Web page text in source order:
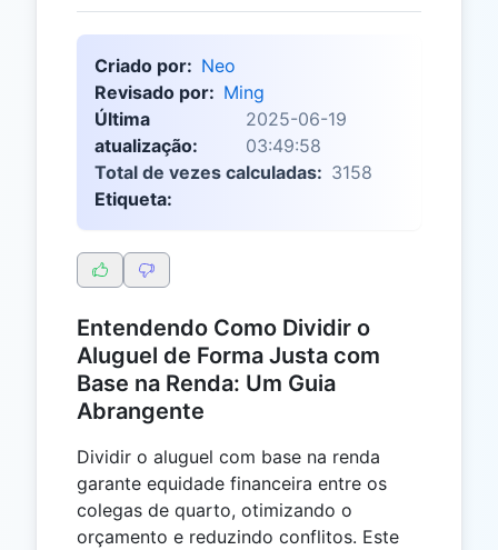
Criado por: Neo
Revisado por: Ming
Última
atualização:
2025-06-19
03:49:58
Total de vezes calculadas: 3158
Etiqueta:
Entendendo Como Dividir o
Aluguel de Forma Justa com
Base na Renda: Um Guia
Abrangente
Dividir o aluguel com base na renda
garante equidade financeira entre os
colegas de quarto, otimizando o
orçamento e reduzindo conflitos. Este